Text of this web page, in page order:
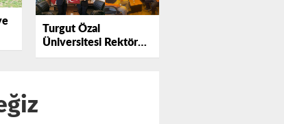
Turgut Özal
Üniversitesi Rektörü
Bentli, EMŞAV Anıt